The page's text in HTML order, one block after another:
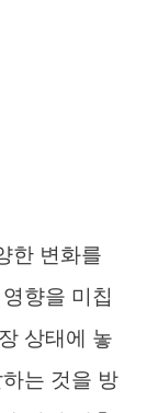
한 변화를
향을 미칩
상태에 놓
는 것을 방